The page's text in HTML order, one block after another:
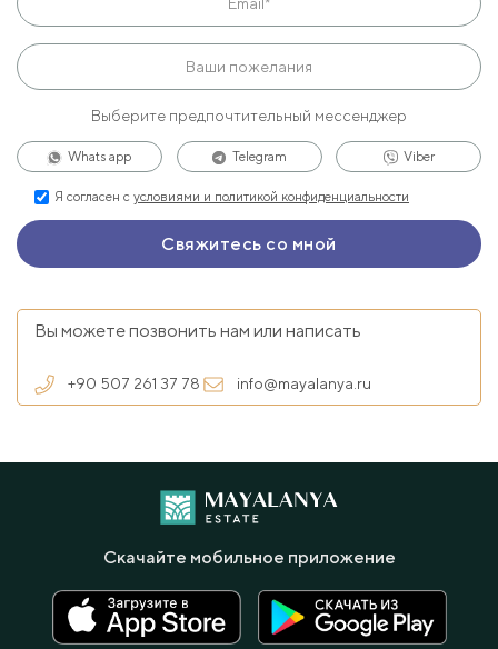
Выберите предпочтительный мессенджер
Whats app Telegram Viber
Я согласен с условиями и политикой конфиденциальности
Вы можете позвонить нам или написать
+90 507 261 37 78 info@mayalanya.ru
Скачайте мобильное приложение